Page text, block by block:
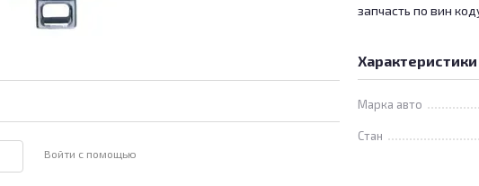
Войти с помощью
запчасть по вин
Характеристики
Марка авто
Стан